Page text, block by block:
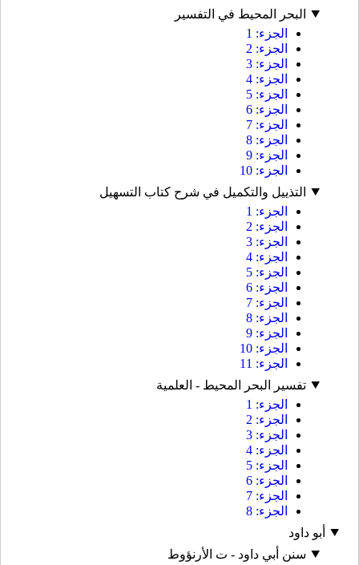
البحر المحيط في التفسير
الجزء: 1
الجزء: 2
الجزء: 3
الجزء: 4
الجزء: 5
الجزء: 6
الجزء: 7
الجزء: 8
الجزء: 9
الجزء: 10
التذييل والتكميل في شرح كتاب التسهيل
الجزء: 1
الجزء: 2
الجزء: 3
الجزء: 4
الجزء: 5
الجزء: 6
الجزء: 7
الجزء: 8
الجزء: 9
الجزء: 10
الجزء: 11
تفسير البحر المحيط - العلمية
الجزء: 1
الجزء: 2
الجزء: 3
الجزء: 4
الجزء: 5
الجزء: 6
الجزء: 7
الجزء: 8
أبو داود
سنن أبي داود - ت الأرنؤوط